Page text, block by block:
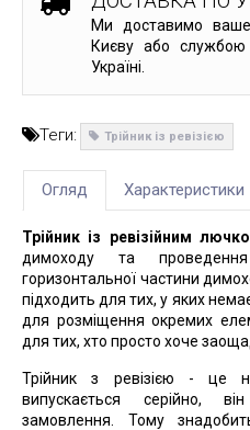
Ми доставимо
Києву або службою
Україні.
Теги: Трійник із ревізією
Огляд Характеристики
Трійник із ревізійним
димоходу та
горизонтальної частини
підходить для тих, у яких
для розміщення окремих
для тих, хто просто хоче
Трійник з ревізією - це
випускається серійно,
замовлення. Тому